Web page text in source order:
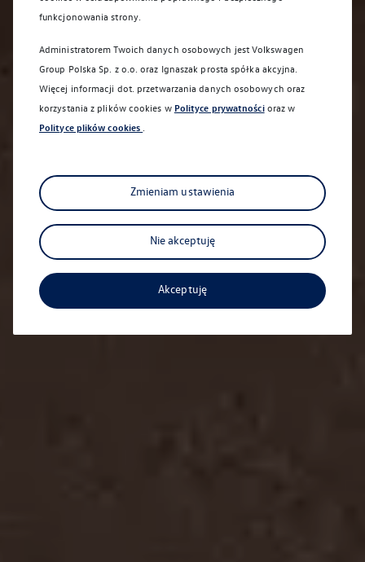
funkcjonowania strony.
Administratorem Twoich danych osobowych jest Volkswagen
Group Polska Sp. z o.o. oraz Ignaszak prosta spółka akcyjna.
Więcej informacji dot. przetwarzania danych osobowych oraz
korzystania z plików cookies w Polityce prywatnościoraz w
Polityce plików cookies .
Zmieniam ustawienia
Nie akceptuję
Akceptuję